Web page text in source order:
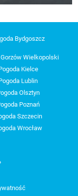
Bydgoszcz
Wielkopolski
Kielce
Lublin
Olsztyn
Poznań
Szczecin
Wrocław